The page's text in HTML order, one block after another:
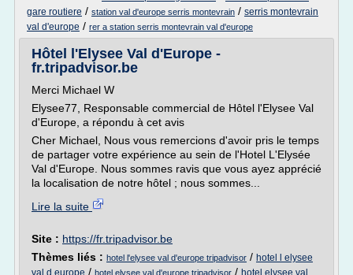
gare routiere / station val d'europe serris montevrain / serris montevrain
val d'europe / rer a station serris montevrain val d'europe
Hôtel l'Elysee Val d'Europe -
fr.tripadvisor.be
Merci Michael W
Elysee77, Responsable commercial de Hôtel l'Elysee Val
d'Europe, a répondu à cet avis
Cher Michael, Nous vous remercions d'avoir pris le temps
de partager votre expérience au sein de l'Hotel L'Elysée
Val d'Europe. Nous sommes ravis que vous ayez apprécié
la localisation de notre hôtel ; nous sommes...
Lire la suite
Site : https://fr.tripadvisor.be
Thèmes liés : hotel l'elysee val d'europe tripadvisor / hotel l elysee
val d europe / hotel elysee val d'europe tripadvisor / hotel elysee val